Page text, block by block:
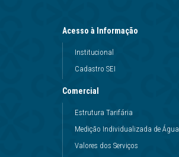
Acesso à Informação
Institucional
Cadastro SEI
Comercial
Estrutura Tarifária
Medição Individualizada de Água
Valores dos Serviços